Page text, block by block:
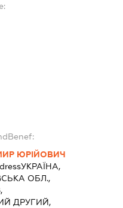
ЮРІЙОВИЧ
УКРАЇНА,
ОБЛ.,
ДРУГИЙ,